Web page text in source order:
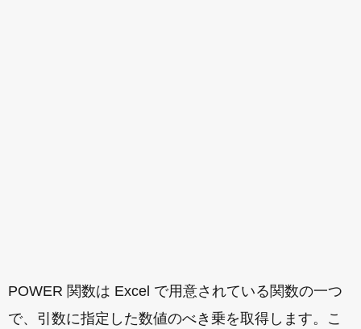
POWER 関数は Excel で用意されている関数の一つ
で、引数に指定した数値のべき乗を取得します。こ